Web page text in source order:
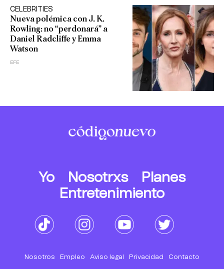
CELEBRITIES
Nueva polémica con J. K.
Rowling: no “perdonará” a
Daniel Radcliffe y Emma
Watson
EFE
Yo Nosotrxs
Planes
Entretenimiento
Nosotros Empleo Aviso legal Privacidad Contacto